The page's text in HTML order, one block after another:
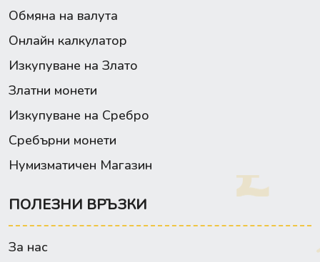
Обмяна на валута
Онлайн калкулатор
Изкупуване на Злато
Златни монети
Изкупуване на Сребро
Сребърни монети
Нумизматичен Магазин
ПОЛЕЗНИ ВРЪЗКИ
За нас